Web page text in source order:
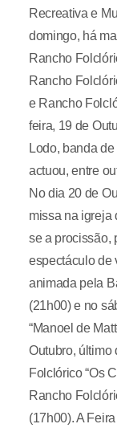
Recreativa e
domingo, há
Rancho
Rancho
e Rancho
feira, 19 de
Lodo, banda
actuou, entre
No dia 20 de
missa na igreja
se a procissão,
espectáculo de
animada pela
(21h00) e no
“Manoel de
Outubro, último
Folclórico “Os
Rancho
(17h00). A